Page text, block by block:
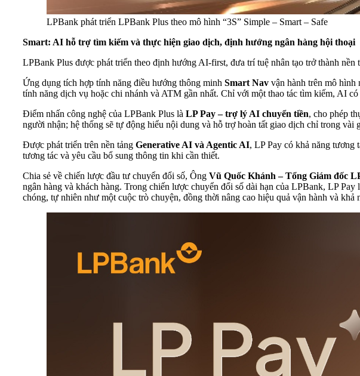
LPBank phát triển LPBank Plus theo mô hình “3S” Simple – Smart – Safe
Smart: AI hỗ trợ tìm kiếm và thực hiện giao dịch, định hướng ngân hàng hội thoại
LPBank Plus được phát triển theo định hướng AI-first, đưa trí tuệ nhân tạo trở thành nền
Ứng dụng tích hợp tính năng điều hướng thông minh Smart Nav vận hành trên mô
tính năng dịch vụ hoặc chi nhánh và ATM gần nhất. Chỉ với một thao tác tìm kiếm, AI
Điểm nhấn công nghệ của LPBank Plus là LP Pay – trợ lý AI chuyển tiền, cho phép
người nhận; hệ thống sẽ tự động hiểu nội dung và hỗ trợ hoàn tất giao dịch chỉ trong vài
Được phát triển trên nền tảng Generative AI và Agentic AI, LP Pay có khả năng
tương tác và yêu cầu bổ sung thông tin khi cần thiết.
Chia sẻ về chiến lược đầu tư chuyển đổi số, Ông Vũ Quốc Khánh – Tổng Giám đốc
ngân hàng và khách hàng. Trong chiến lược chuyển đổi số dài hạn của LPBank, LP
chóng, tự nhiên như một cuộc trò chuyện, đồng thời nâng cao hiệu quả vận hành và khả